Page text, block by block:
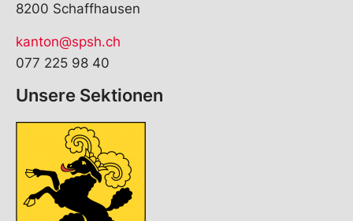
8200 Schaffhausen
kanton@spsh.ch
077 225 98 40
Unsere Sektionen